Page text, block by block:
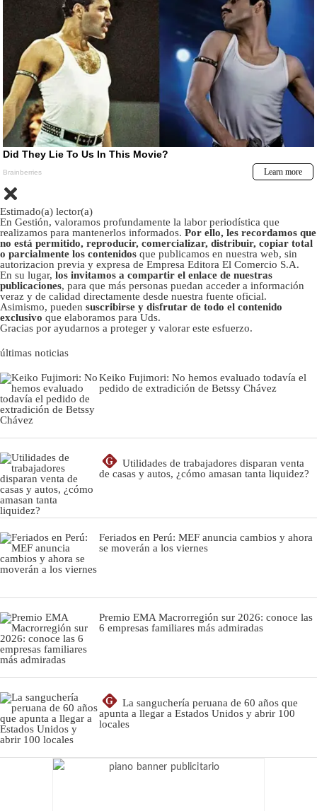
Estimado(a) lector(a)
En Gestión, valoramos profundamente la labor periodística que
realizamos para mantenerlos informados. Por ello, les recordamos que
no está permitido, reproducir, comercializar, distribuir, copiar total
o parcialmente los contenidos que publicamos en nuestra web, sin
autorizacion previa y expresa de Empresa Editora El Comercio S.A.
En su lugar, los invitamos a compartir el enlace de nuestras
publicaciones, para que más personas puedan acceder a información
veraz y de calidad directamente desde nuestra fuente oficial.
Asimismo, pueden suscribirse y disfrutar de todo el contenido
exclusivo que elaboramos para Uds.
Gracias por ayudarnos a proteger y valorar este esfuerzo.
últimas noticias
Keiko Fujimori: No hemos evaluado todavía el
pedido de extradición de Betssy Chávez
G
Utilidades de trabajadores disparan venta
de casas y autos, ¿cómo amasan tanta liquidez?
Feriados en Perú: MEF anuncia cambios y ahora
se moverán a los viernes
Premio EMA Macrorregión sur 2026: conoce las
6 empresas familiares más admiradas
G
La sanguchería peruana de 60 años que
apunta a llegar a Estados Unidos y abrir 100
locales